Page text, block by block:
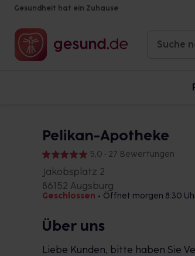
Gesundheit hat ein Zuhause
Pelikan-Apotheke
5,0 • 27 Bewertungen
Jakobsplatz 2
86152 Augsburg
Geschlossen • Öffnet morgen 8:30
Über uns
Liebe Kunden, bitte haben Sie